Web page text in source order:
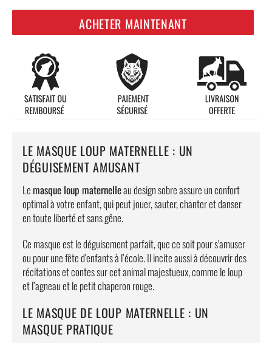
ACHETER MAINTENANT
LE MASQUE LOUP MATERNELLE : UN
DÉGUISEMENT AMUSANT
Le masque loup maternelleau design sobre assure un confort
optimal à votre enfant, qui peut jouer, sauter, chanter et danser
en toute liberté et sans gêne.
Ce masque est le déguisement parfait, que ce soit pour s'amuser
ou pour une fête d'enfants à l’école. Il incite aussi à découvrir des
récitations et contes sur cet animal majestueux, comme le loup
et l’agneau et le petit chaperon rouge.
LE MASQUE DE LOUP MATERNELLE : UN
MASQUE PRATIQUE